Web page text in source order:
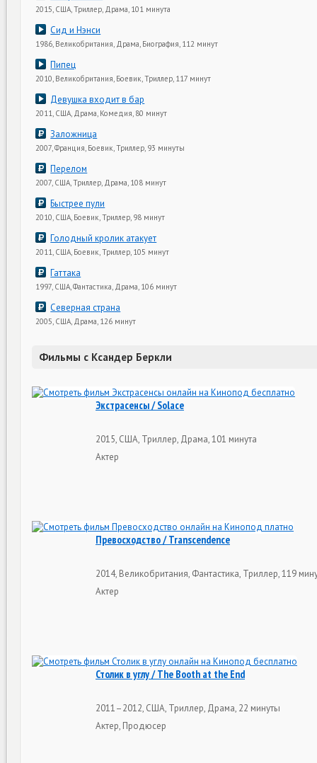
2015, США, Триллер, Драма, 101 минута
Сид и Нэнси
1986, Великобритания, Драма, Биография, 112 минут
Пипец
2010, Великобритания, Боевик, Триллер, 117 минут
Девушка входит в бар
2011, США, Драма, Комедия, 80 минут
Заложница
2007, Франция, Боевик, Триллер, 93 минуты
Перелом
2007, США, Триллер, Драма, 108 минут
Быстрее пули
2010, США, Боевик, Триллер, 98 минут
Голодный кролик атакует
2011, США, Боевик, Триллер, 105 минут
Гаттака
1997, США, Фантастика, Драма, 106 минут
Северная страна
2005, США, Драма, 126 минут
Фильмы с Ксандер Беркли
Экстрасенсы / Solace
2015, США, Триллер, Драма, 101 минута
Актер
Превосходство / Transcendence
2014, Великобритания, Фантастика, Триллер, 119
Актер
Столик в углу / The Booth at the End
2011–2012, США, Триллер, Драма, 22 минуты
Актер, Продюсер